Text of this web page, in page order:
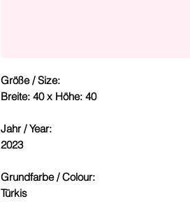
Größe / Size:
Breite: 40 x Höhe: 40
Jahr / Year:
2023
Grundfarbe / Colour:
Türkis